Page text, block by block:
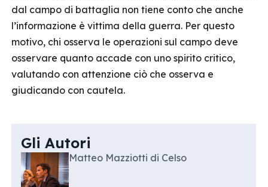
dal campo di battaglia non tiene conto che anche
l’informazione è vittima della guerra. Per questo
motivo, chi osserva le operazioni sul campo deve
osservare quanto accade con uno spirito critico,
valutando con attenzione ciò che osserva e
giudicando con cautela.
Gli Autori
Matteo Mazziotti di Celso